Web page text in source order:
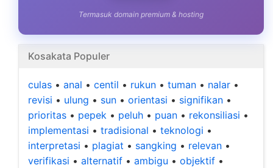
Termasuk domain premium & hosting
Kosakata Populer
culas • anal • centil • rukun • tuman • nalar •
revisi • ulung • sun • orientasi • signifikan •
prioritas • pepek • peluh • puan • rekonsiliasi •
implementasi • tradisional • teknologi •
interpretasi • plagiat • sangking • relevan •
verifikasi • alternatif • ambigu • objektif •